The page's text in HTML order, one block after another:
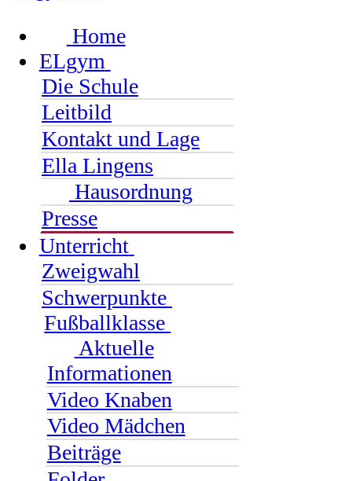
Home
ELgym
Die Schule
Leitbild
Kontakt und Lage
Ella Lingens
Hausordnung
Presse
Unterricht
Zweigwahl
Schwerpunkte
Fußballklasse
Aktuelle
Informationen
Video Knaben
Video Mädchen
Beiträge